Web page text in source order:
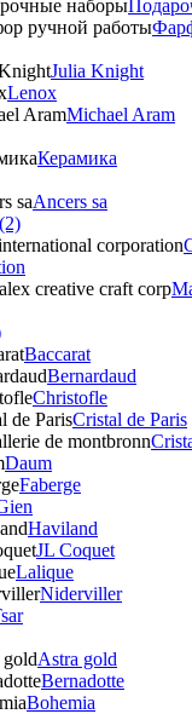
Julia Knight
Lenox
Michael Aram
Керамика
Ancers sa
Baccarat
Bernardaud
Christofle
Cristal de Paris
Daum
Faberge
Haviland
JL Coquet
Lalique
Niderviller
Astra gold
Bernadotte
Bohemia